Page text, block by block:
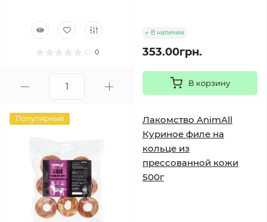
0
В наличии
353.00грн.
В корзину
Популярный
Лакомство AnimAll
Куриное филе на
кольце из
прессованной кожи
500г